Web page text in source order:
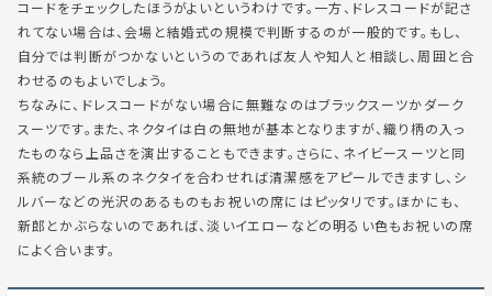
コードをチェックしたほうがよいというわけです。一方、ドレスコードが記さ
れてない場合は、会場と結婚式の規模で判断するのが一般的です。もし、
自分では判断がつかないというのであれば友人や知人と相談し、周囲と合
わせるのもよいでしょう。
ちなみに、ドレスコードがない場合に無難なのはブラックスーツかダーク
スーツです。また、ネクタイは白の無地が基本となりますが、織り柄の入っ
たものなら上品さを演出することもできます。さらに、ネイビースーツと同
系統のブール系のネクタイを合わせれば清潔感をアピールできますし、シ
ルバーなどの光沢のあるものもお祝いの席にはピッタリです。ほかにも、
新郎とかぶらないのであれば、淡いイエローなどの明るい色もお祝いの席
によく合います。